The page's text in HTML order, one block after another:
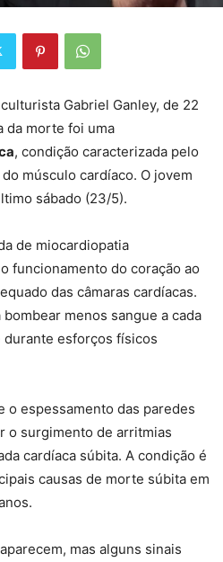
Gabriel Ganley, de 22
da morte foi uma
, condição caracterizada pelo
músculo cardíaco. O jovem
sábado (23/5).
de miocardiopatia
funcionamento do coração ao
das câmaras cardíacas.
menos sangue a cada
esforços físicos
o espessamento das paredes
o surgimento de arritmias
cardíaca súbita. A condição é
causas de morte súbita em
mas alguns sinais